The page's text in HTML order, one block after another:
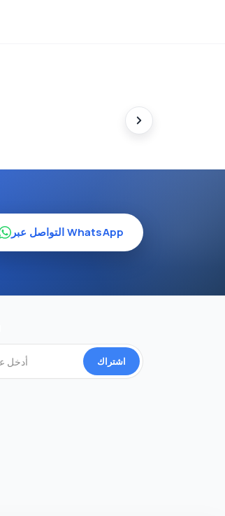
التواصل عبر WhatsApp
اشتراك